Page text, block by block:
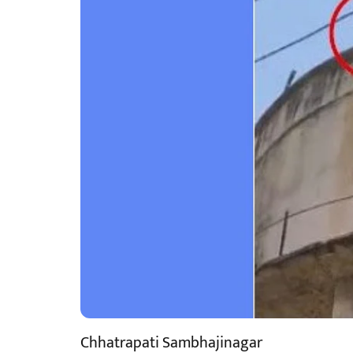
Chhatrapati Sambhajinagar